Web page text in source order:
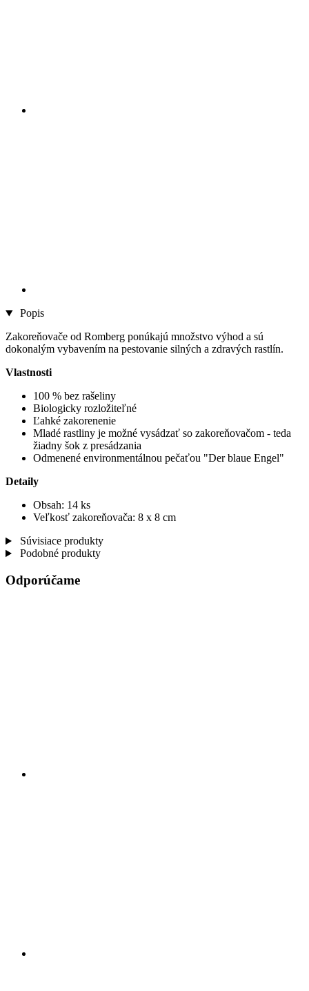
Popis
Zakoreňovače od Romberg ponúkajú množstvo výhod a sú
dokonalým vybavením na pestovanie silných a zdravých rastlín.
Vlastnosti
100 % bez rašeliny
Biologicky rozložiteľné
Ľahké zakorenenie
Mladé rastliny je možné vysádzať so zakoreňovačom - teda
žiadny šok z presádzania
Odmenené environmentálnou pečaťou "Der blaue Engel"
Detaily
Obsah: 14 ks
Veľkosť zakoreňovača: 8 x 8 cm
Súvisiace produkty
Podobné produkty
Odporúčame